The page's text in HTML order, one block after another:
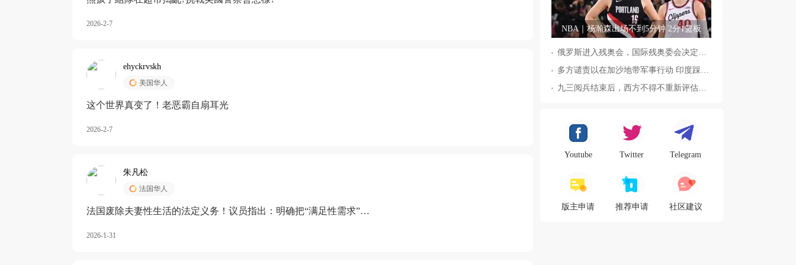
2026-2-7
ehyckrvskh
美国华人
这个世界真变了！老恶霸自扇耳光
2026-2-7
朱凡松
法国华人
法国废除夫妻性生活的法定义务！议员指出：明确把“满足性需求”排
2026-1-31
NBA｜杨瀚森出场不到5分钟 2分1篮板
Youtube Twitter Telegram
版主申请 推荐申请 社区建议